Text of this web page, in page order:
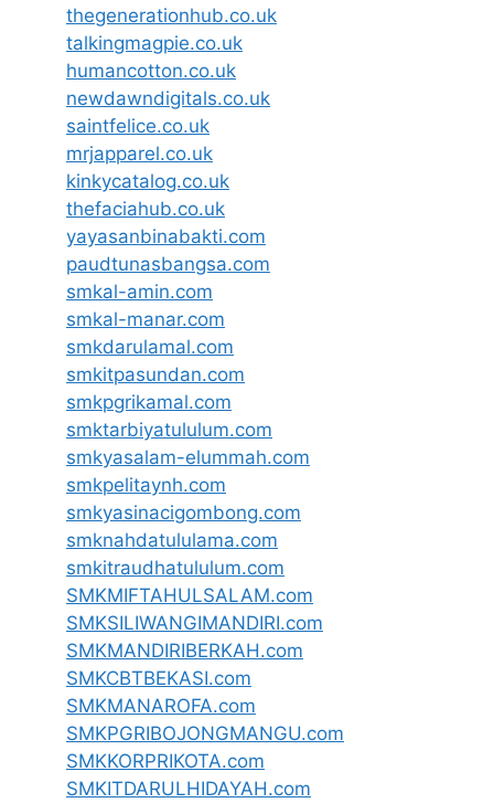
thegenerationhub.co.uk
talkingmagpie.co.uk
humancotton.co.uk
newdawndigitals.co.uk
saintfelice.co.uk
mrjapparel.co.uk
kinkycatalog.co.uk
thefaciahub.co.uk
yayasanbinabakti.com
paudtunasbangsa.com
smkal-amin.com
smkal-manar.com
smkdarulamal.com
smkitpasundan.com
smkpgrikamal.com
smktarbiyatululum.com
smkyasalam-elummah.com
smkpelitaynh.com
smkyasinacigombong.com
smknahdatululama.com
smkitraudhatululum.com
SMKMIFTAHULSALAM.com
SMKSILIWANGIMANDIRI.com
SMKMANDIRIBERKAH.com
SMKCBTBEKASI.com
SMKMANAROFA.com
SMKPGRIBOJONGMANGU.com
SMKKORPRIKOTA.com
SMKITDARULHIDAYAH.com